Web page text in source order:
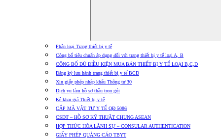
Phân loại Trang thiết bị y tế
Công bố tiêu chuẩn áp dụng đối với trang thiết bị y tế loại A, B
CÔNG BỐ ĐỦ ĐIỀU KIỆN MUA BÁN THIẾT BỊ Y TẾ LOẠI B,C,D
Đăng ký lưu hành trang thiết bị y tế BCD
Xin giấy phép nhập khẩu Thông tư 30
Dịch vụ làm hồ sơ thầu trọn gói
Kê khai giá Thiết bị y tế
CẤP MÃ VẬT TƯ Y TẾ QĐ 5086
CSDT – HỒ SƠ KỸ THUẬT CHUNG ASEAN
HỢP THỨC HÓA LÃNH SỰ – CONSULAR AUTHENTICATION
GIẤY PHÉP QUẢNG CÁO TBYT